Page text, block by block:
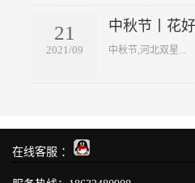
21
2021/09
中秋节丨花
​中秋节,河北双星...
在线客服 ：